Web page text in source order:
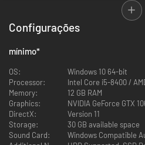
Comece uma jornada com uma
Configurações
mínimo*
OS:
Windows 10 64-bit
Processor:
Intel Core i5-8400 /
Memory:
12 GB RAM
Graphics:
NVIDIA GeForce GTX
DirectX:
Version 11
Storage:
30 GB available space
Sound Card:
Windows Compatible